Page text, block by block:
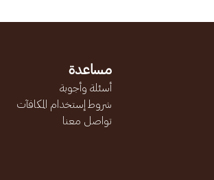
مساعدة
أسئلة وأجوبة
شروط إستخدام المكافآت
تواصل معنا